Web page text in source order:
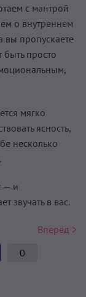
с мантрой
о внутреннем
вы пропускаете
быть просто
мягко
ясность,
несколько
— и
звучать в вас.
Вперёд >
0